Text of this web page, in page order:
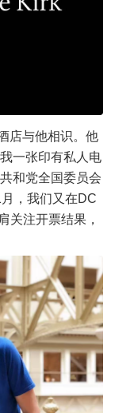
店与他相识。他
一张印有私人电
和党全国委员会
，我们又在DC
关注开票结果，